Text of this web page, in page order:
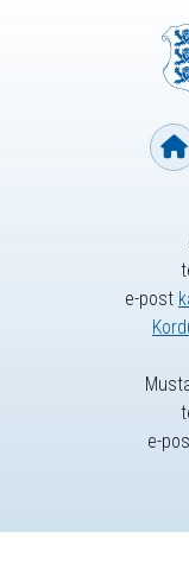
e-post
e-